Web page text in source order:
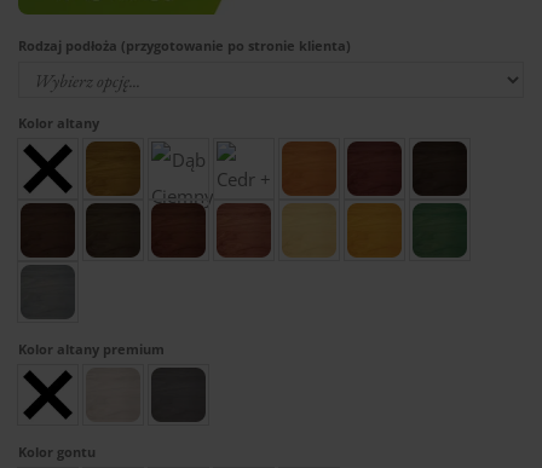
Rodzaj podłoża (przygotowanie po stronie klienta)
Kolor altany
Kolor altany premium
Kolor gontu